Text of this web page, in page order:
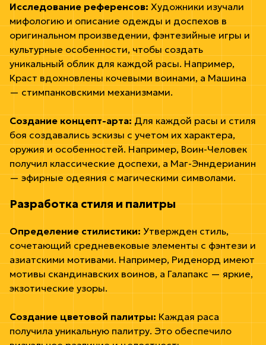
Исследование референсов: Художники изучали
мифологию и описание одежды и доспехов в
оригинальном произведении, фэнтезийные игры и
культурные особенности, чтобы создать
уникальный облик для каждой расы. Например,
Краст вдохновлены кочевыми воинами, а Машина
— стимпанковскими механизмами.
Создание концепт-арта: Для каждой расы и стиля
боя создавались эскизы с учетом их характера,
оружия и особенностей. Например, Воин-Человек
получил классические доспехи, а Маг-Энндерианин
— эфирные одеяния с магическими символами.
Разработка стиля и палитры
Определение стилистики:Утвержден стиль,
сочетающий средневековые элементы с фэнтези и
азиатскими мотивами. Например, Риденорд имеют
мотивы скандинавских воинов, а Галапакс — яркие,
экзотические узоры.
Создание цветовой палитры: Каждая раса
получила уникальную палитру. Это обеспечило